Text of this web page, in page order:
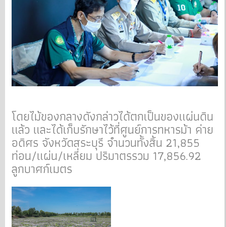
โดยไม้ของกลางดังกล่าวได้ตกเป็นของแผ่นดิน
แล้ว และได้เก็บรักษาไว้ที่ศูนย์การทหารม้า ค่าย
อดิศร จังหวัดสระบุรี จำนวนทั้งสิ้น 21,855
ท่อน/แผ่น/เหลี่ยม ปริมาตรรวม 17,856.92
ลูกบาศก์เมตร